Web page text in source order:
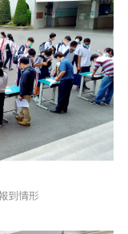
到情形